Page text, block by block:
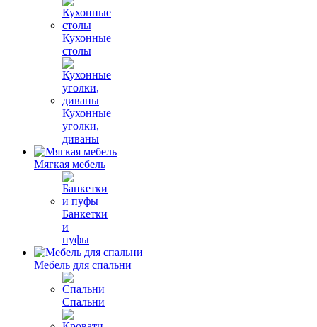
Кухонные
столы
Кухонные
уголки,
диваны
Мягкая мебель
Банкетки
и
пуфы
Мебель для спальни
Спальни